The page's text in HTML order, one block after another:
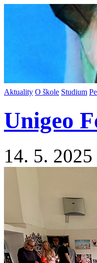
Aktuality O škole Studium
Unigeo
14. 5.